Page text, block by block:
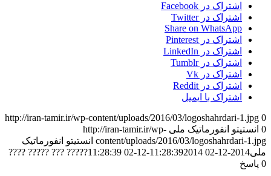
اشتراک در Facebook
اشتراک در Twitter
Share on WhatsApp
اشتراک در Pinterest
اشتراک در LinkedIn
اشتراک در Tumblr
اشتراک در Vk
اشتراک در Reddit
اشتراک با ایمیل
http://iran-tamir.ir/wp-content/uploads/2016/03/logoshahrdari-1.jpg 0
0 انستیتو انفورماتیک ملی http://iran-tamir.ir/wp-
content/uploads/2016/03/logoshahrdari-1.jpg انستیتو انفورماتیک
ملی2014-12-02 11:28:39
2014-12-02 11:28:39
????? ??? ????? ????
0 پاسخ